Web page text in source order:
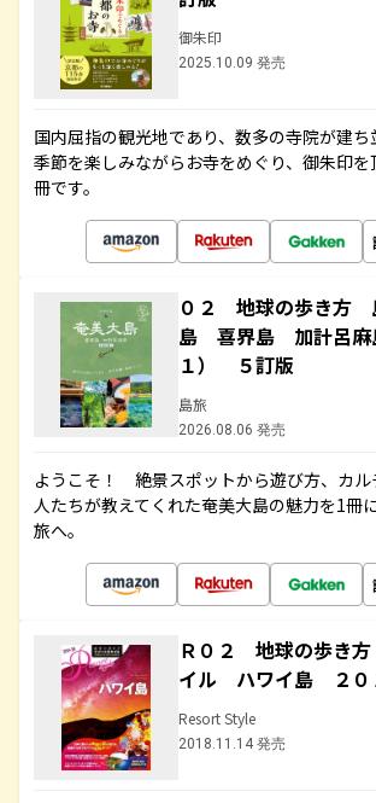
御朱印
2025.10.09 発売
国内屈指の観光地であり、数多の寺院が建ち
季節を楽しみながらお寺をめぐり、御朱印
冊です。
０２ 地球の歩き方
島 喜界島 加計呂麻
１） ５訂版
島旅
2026.08.06 発売
ようこそ！ 絶景スポットから遊び方、カル
人たちが教えてくれた奄美大島の魅力を1冊
旅へ。
Ｒ０２ 地球の歩き
イル ハワイ島 ２０
Resort Style
2018.11.14 発売